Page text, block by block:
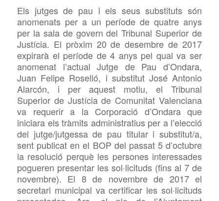
Els jutges de pau i els seus substituts són
anomenats per a un període de quatre anys
per la sala de govern del Tribunal Superior de
Justícia. El pròxim 20 de desembre de 2017
expirarà el període de 4 anys pel qual va ser
anomenat l’actual Jutge de Pau d’Ondara,
Juan Felipe Roselló, i substitut José Antonio
Alarcón, i per aquest motiu, el Tribunal
Superior de Justícia de Comunitat Valenciana
va requerir a la Corporació d’Ondara que
iniciara els tràmits administratius per a l’elecció
del jutge/jutgessa de pau titular i substitut/a,
sent publicat en el BOP del passat 5 d’octubre
la resolució perquè les persones interessades
pogueren presentar les sol·licituds (fins al 7 de
novembre). El 8 de novembre de 2017 el
secretari municipal va certificar les sol·licituds